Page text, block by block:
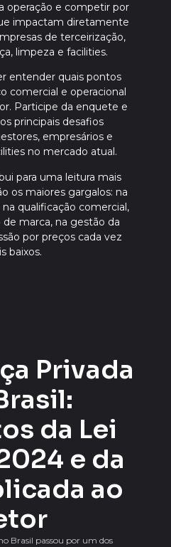
operação e competir por
impactam diretamente
de terceirização,
limpeza e facilities.
entender quais pontos
comercial e operacional
Participe da enquete e
principais desafios
empresários e
no mercado atual.
para uma leitura mais
os maiores gargalos: na
qualificação comercial,
marca, na gestão da
por preços cada vez
baixos.
Privada
da Lei
e da
ao
Brasil passou por um dos